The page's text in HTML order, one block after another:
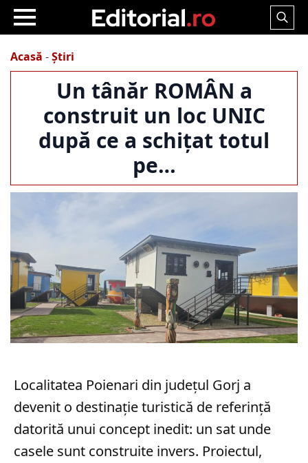
Search
Acasă -Știri
Un tânăr ROMÂN a
construit un loc UNIC
după ce a schițat totul
pe…
Localitatea Poienari din județul Gorj a
devenit o destinație turistică de referință
datorită unui concept inedit: un sat unde
casele sunt construite invers. Proiectul,